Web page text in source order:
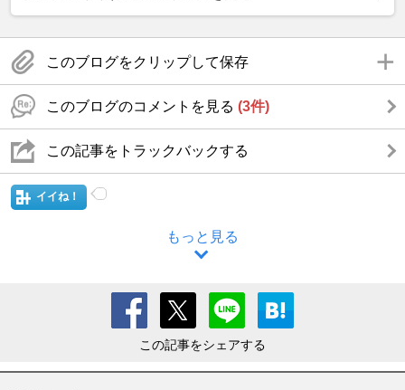
このブログをクリップして保存
このブログのコメントを見る (3件)
この記事をトラックバックする
イイね！
もっと見る
この記事をシェアする